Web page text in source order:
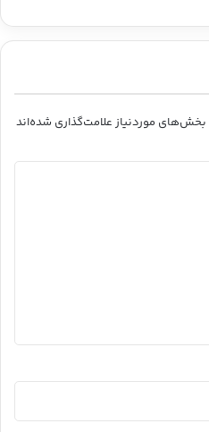
بخش‌های موردنیاز علامت‌گذاری شده‌اند